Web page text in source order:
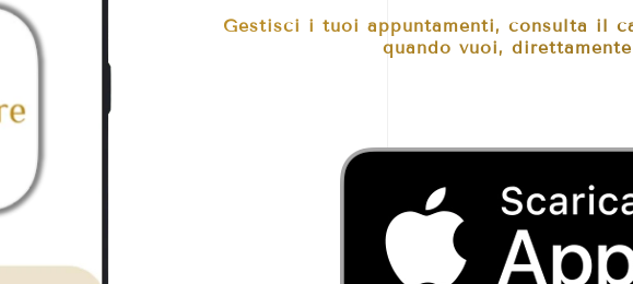
Gestisci i tuoi appuntamenti, consulta il
quando vuoi,